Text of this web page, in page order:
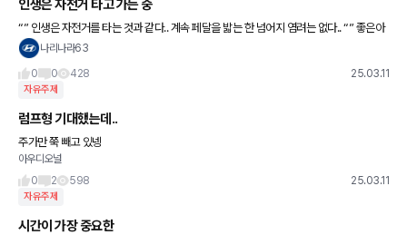
인생은 자전거 타고 가는 중
“” 인생은 자전거를 타는 것과 같다.. 계속 페달을 밟는 한 넘어지 염려는 없다.. “” 좋은아
침요 ~~나리나라63
0
0 428 25.03.11
자유주제
럼프형 기대했는데..
주가만 쭉 빼고 있넹
아우디오널
0
2 598 25.03.11
자유주제
시간이 가장 중요한